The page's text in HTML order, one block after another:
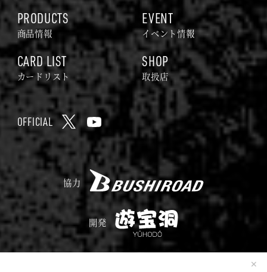
✕
L
C
A
R
D
M
PRODUCTS
商品情報
CARD LIST
カードリスト
EVENT
イベント情報
SHOP
取扱店
OFFICIAL
X
Y
o
u
T
u
b
e
協力
B
U
H
開発
遊
宝
洞